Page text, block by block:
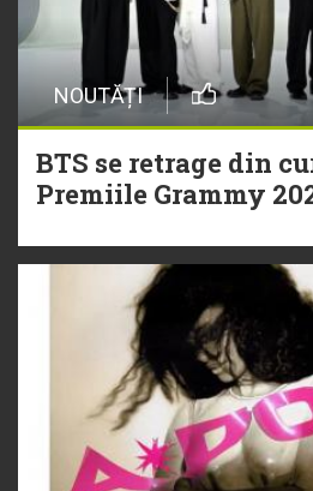
NOUTĂȚI
BTS se retrage din
Premiile Grammy